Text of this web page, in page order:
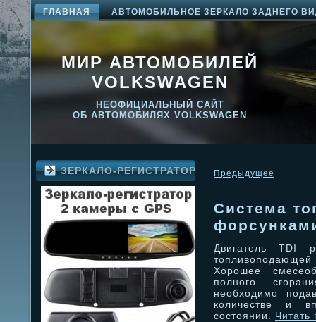
ГЛАВНАЯ АВТОМОБИЛЬНОЕ ЗЕРКАЛО ЗАДНЕГО
МИР АВТОМОБИЛЕЙ
VOLKSWAGEN
НЕОФИЦИАЛЬНЫЙ САЙТ
ОБ АВТОМОБИЛЯХ VOLKSWAGEN
ЗЕРКАЛО-РЕГИСТРАТОР Предыдущее
Система
Двигатель TDI
Хорошее
полного
необходимо
количестве и
состоянии. Читать